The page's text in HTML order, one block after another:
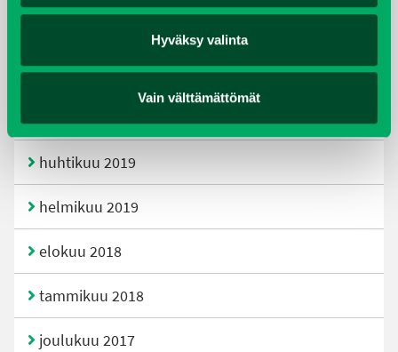
Hyväksy valinta
Vain välttämättömät
helmikuu 2020
joulukuu 2019
huhtikuu 2019
helmikuu 2019
elokuu 2018
tammikuu 2018
joulukuu 2017